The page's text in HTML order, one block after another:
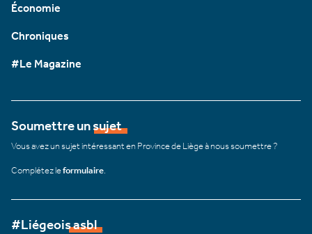
Économie
Chroniques
#Le Magazine
Soumettre un sujet
Vous avez un sujet intéressant en Province de Liège à nous soumettre ?
Complétez leformulaire
#Liégeois asbl